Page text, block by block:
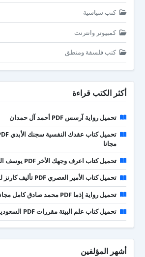
كتب سياسية
كمبيوتر وانترنت
كتب فلسفة ومنطق
أكثر الكتب قراءة
تحميل رواية آرسس PDF أحمد آل حمدان
مجانا
تحميل كتاب اعرف وجهك الأخر PDF يوسف الحسني
تحميل كتاب الأمير العصري PDF تأليف كارنز لورد كامل مجانا
تحميل رواية إذما PDF محمد صادق كامل مجانا
تحميل كتاب علم البيئة مقررات PDF السعودية 1443
أشهر المؤلفين